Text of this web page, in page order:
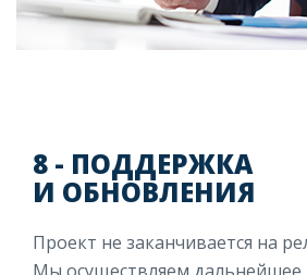
8 - ПОДДЕРЖКА
И ОБНОВЛЕНИЯ
Проект не заканчивается на